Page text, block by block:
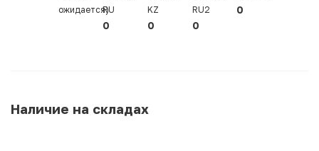
ожидается)RU
0
KZ
0
RU2
0
0
Наличие на складах